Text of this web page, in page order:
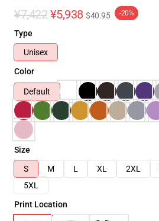
¥7,422 ¥5,938 $40.95 -20%
Type
Unisex
Color
Default
Size
S
M L XL 2XL
5XL
Print Location